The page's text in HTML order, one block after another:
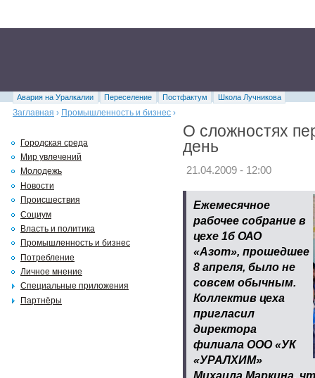
Авария на Уралкалии Переселение Постфактум
Школа Лучникова
Заглавная › Промышленность и бизнес ›
О сложностях
день
21.04.2009 - 12:00
Ежемесячное
рабочее собрание в
цехе 1б ОАО
«Азот», прошедшее
8 апреля, было не
совсем обычным.
Коллектив цеха
пригласил
директора
филиала ООО «УК
«УРАЛХИМ»
Михаила Маркина,
Городская среда
Мир увлечений
Молодежь
Новости
Происшествия
Социум
Власть и политика
Промышленность и бизнес
Потребление
Личное мнение
Специальные приложения
Партнёры